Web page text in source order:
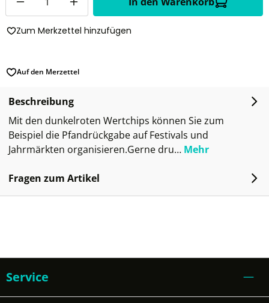
Zum Merkzettel hinzufügen
Auf den Merzettel
Beschreibung
Mit den dunkelroten Wertchips können Sie zum
Beispiel die Pfandrückgabe auf Festivals und
Jahrmärkten organisieren.Gerne dru… Mehr
Fragen zum Artikel
Service